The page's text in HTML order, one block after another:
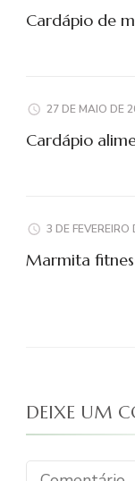
Cardápio de
27 DE MAIO DE
Cardápio
3 DE FEVEREIRO
Marmita
DEIXE UM